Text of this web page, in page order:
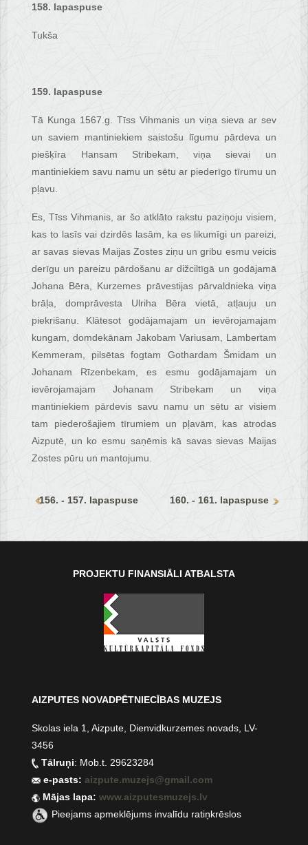
158. lapaspuse
Tukša
159. lapaspuse
Tā Kunga 1567.g. Tīss Vihmanis un viņa sieva ar sev
un saviem mantiniekiem saistošu līgumu pārdeva un
piešķīra Hansam Stribekam, viņa sievai un
mantiniekiem savu namu un sētu ar piederīgo tīrumu un
pļavu.
Es, Tīss Vihmanis, ar šo atklāto rakstu paziņoju visiem,
kas to lasīs vai dzirdēs lasām, ka es likumīgi un pareizi,
ar savas sievas Maijas Zostes ziņu un gribu esmu veicis
derīgu un pareizu pārdošanu ar dižciltīgā un godājamā
Johana Bēra, Kurzemes prāvestijas pārvaldnieka viņa
brāļa, domprāvesta Ulriha Bēra vietā, atļauju un
piekrišanu. Klātesot godājamajam un ievērojamajam
kungam, domdekānam Jakobam Variusam, Lambertam
Kemmeram, pilsētas fogtam Gothardam Šmidam un
Johanam Rīzenbekam, es esmu godājamajam un
ievērojamajam Johanam Stribekam un viņa
mantiniekiem pārdevis savu namu un sētu ar visiem
tam piederošajiem tīrumiem un pļavām, kas atrodas
Aizputē, un ko esmu saņēmis kā savas sievas Maijas
Zostes pūru un mantojumu.
156. - 157. lapaspuse 160. - 161. lapaspuse
PROJEKTU FINANSIĀLI ATBALSTA
AIZPUTES NOVADPĒTNIECĪBAS MUZEJS
Skolas iela 1, Aizpute, Dienvidkurzemes novads, LV-
3456
Tālruņi: Mob.t. 29623284
e-pasts:aizpute.muzejs@gmail.com
Mājas lapa:www.aizputesmuzejs.lv
Pieejams apmeklējums invalīdu ratiņkrēslos